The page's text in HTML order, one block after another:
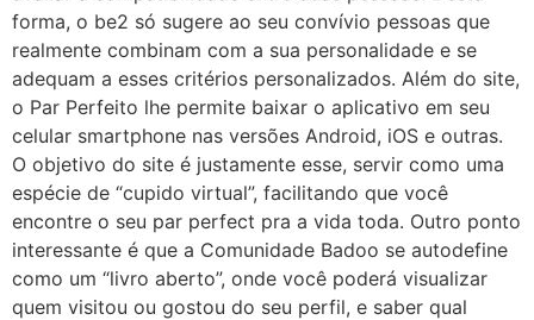
forma, o be2 só sugere ao seu convívio pessoas que
realmente combinam com a sua personalidade e se
adequam a esses critérios personalizados. Além do site,
o Par Perfeito lhe permite baixar o aplicativo em seu
celular smartphone nas versões Android, iOS e outras.
O objetivo do site é justamente esse, servir como uma
espécie de “cupido virtual”, facilitando que você
encontre o seu par perfect pra a vida toda. Outro ponto
interessante é que a Comunidade Badoo se autodefine
como um “livro aberto”, onde você poderá visualizar
quem visitou ou gostou do seu perfil, e saber qual